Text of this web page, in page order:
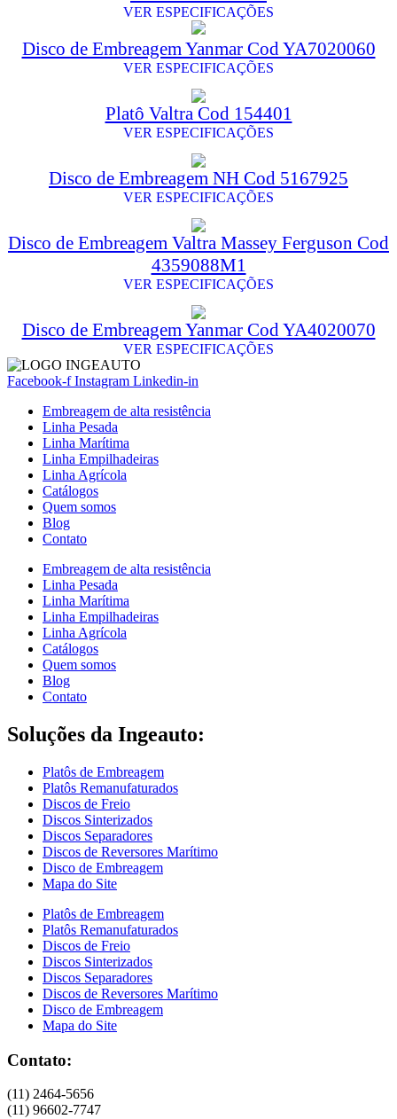
VER ESPECIFICAÇÕES
Disco de Embreagem Yanmar Cod YA7020060
VER ESPECIFICAÇÕES
Platô Valtra Cod 154401
VER ESPECIFICAÇÕES
Disco de Embreagem NH Cod 5167925
VER ESPECIFICAÇÕES
Disco de Embreagem Valtra Massey Ferguson Cod
4359088M1
VER ESPECIFICAÇÕES
Disco de Embreagem Yanmar Cod YA4020070
VER ESPECIFICAÇÕES
Facebook-f Instagram Linkedin-in
Embreagem de alta resistência
Linha Pesada
Linha Marítima
Linha Empilhadeiras
Linha Agrícola
Catálogos
Quem somos
Blog
Contato
Embreagem de alta resistência
Linha Pesada
Linha Marítima
Linha Empilhadeiras
Linha Agrícola
Catálogos
Quem somos
Blog
Contato
Soluções da Ingeauto:
Platôs de Embreagem
Platôs Remanufaturados
Discos de Freio
Discos Sinterizados
Discos Separadores
Discos de Reversores Marítimo
Disco de Embreagem
Mapa do Site
Platôs de Embreagem
Platôs Remanufaturados
Discos de Freio
Discos Sinterizados
Discos Separadores
Discos de Reversores Marítimo
Disco de Embreagem
Mapa do Site
Contato:
(11) 2464-5656
(11) 96602-7747